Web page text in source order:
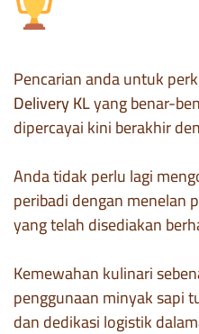
Pencarian anda untuk
Delivery KLyang benar-
dipercayai kini berakhir
Anda tidak perlu lagi
peribadi dengan menelan
yang telah disediakan
Kemewahan kulinari
penggunaan minyak sapi
dan dedikasi logistik